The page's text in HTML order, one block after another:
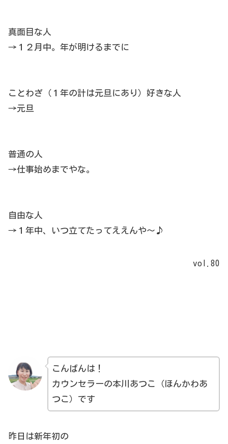
真面目な人
→１２月中。年が明けるまでに
ことわざ（１年の計は元旦にあり）好きな人
→元旦
普通の人
→仕事始めまでやな。
自由な人
→１年中、いつ立てたってええんや～♪
vol.80
こんばんは！
カウンセラーの本川あつこ（ほんかわあ
つこ）です
昨日は新年初の